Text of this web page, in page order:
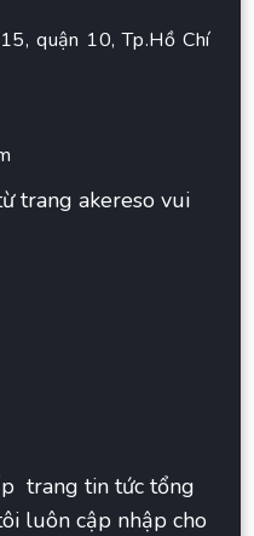
quận 10, Tp.Hồ Chí
trang akereso vui
trang tin tức tổng
luôn cập nhập cho